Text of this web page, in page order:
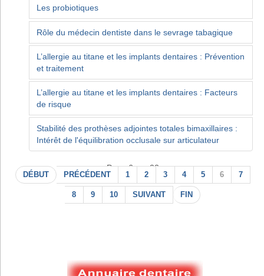
Les probiotiques
Rôle du médecin dentiste dans le sevrage tabagique
L’allergie au titane et les implants dentaires : Prévention
et traitement
L’allergie au titane et les implants dentaires : Facteurs
de risque
Stabilité des prothèses adjointes totales bimaxillaires :
Intérêt de l'équilibration occlusale sur articulateur
Page 6 sur 22
DÉBUT PRÉCÉDENT 1 2 3 4 5 6 7
8 9 10 SUIVANT FIN